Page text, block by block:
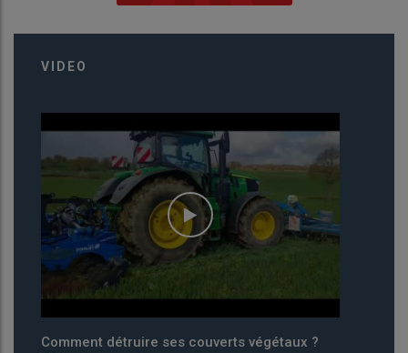
VIDEO
Comment détruire ses couverts végétaux ?